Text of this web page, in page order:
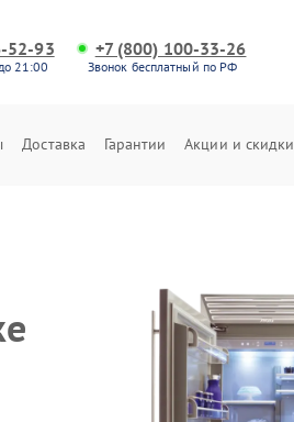
52-93
21:00
+7 (800) 100-33-26
Звонок бесплатный по РФ
Доставка Гарантии Акции и скидки